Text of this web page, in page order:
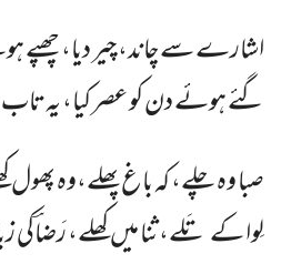
اشارے سے چاند، چیر دیا، چھپے
گئے ہوئے دن کو عصر کیا، یہ
صبا وہ چلے، کہ باغ پھلے،وہ پھول
لِوا کے تَلے،ثنا میں کھلے،